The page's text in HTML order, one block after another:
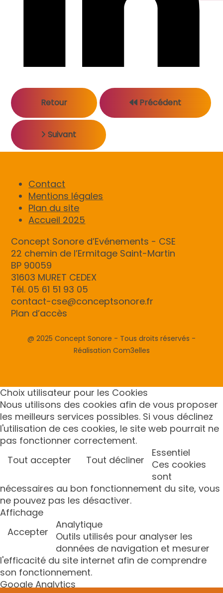
Retour Précédent
Suivant
Contact
Mentions légales
Plan du site
Accueil 2025
Concept Sonore d’Evénements - CSE
22 chemin de l’Ermitage Saint-Martin
BP 90059
31603 MURET CEDEX
Tél. 05 61 51 93 05
contact-cse@conceptsonore.fr
Plan d’accès
@ 2025 Concept Sonore - Tous droits réservés -
Réalisation Com3elles
Choix utilisateur pour les Cookies
Nous utilisons des cookies afin de vous proposer
les meilleurs services possibles. Si vous déclinez
l'utilisation de ces cookies, le site web pourrait ne
pas fonctionner correctement.
Tout accepter
Tout décliner
Essentiel
Ces cookies
sont
nécessaires au bon fonctionnement du site, vous
ne pouvez pas les désactiver.
Affichage
Accepter
Analytique
Outils utilisés pour analyser les
données de navigation et mesurer
l'efficacité du site internet afin de comprendre
son fonctionnement.
Google Analytics